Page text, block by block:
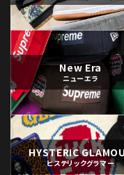
New Era
ニューエラ
HYSTERIC
ヒステリックグラマー